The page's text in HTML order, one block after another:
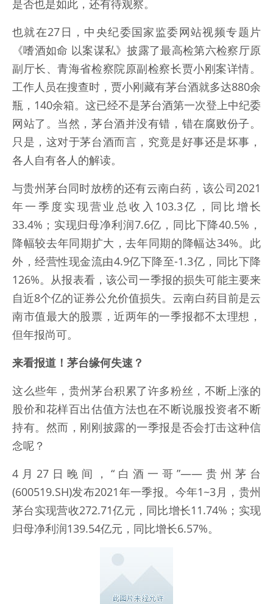
是否也是如此，还有待观察。
也就在27日，中央纪委国家监委网站视频专题片
《嗜酒如命 以案谋私》披露了最高检第六检察厅原
副厅长、青海省检察院原副检察长贾小刚案详情。
工作人员在搜查时，贾小刚藏有茅台酒就多达880余
瓶，140余箱。这已经不是茅台酒第一次登上中纪委
网站了。当然，茅台酒并没有错，错在腐败份子。
只是，这对于茅台酒而言，究竟是好事还是坏事，
各人自有各人的解读。
与贵州茅台同时放榜的还有云南白药，该公司2021
年一季度实现营业总收入103.3亿，同比增长
33.4%；实现归母净利润7.6亿，同比下降40.5%，
降幅较去年同期扩大，去年同期的降幅达34%。此
外，经营性现金流由4.9亿下降至-1.3亿，同比下降
126%。从报表看，该公司一季报的损失可能主要来
自近8个亿的证券公允价值损失。云南白药目前是云
南市值最大的股票，近两年的一季报都不太理想，
但年报尚可。
来看报道！茅台缘何失速？
这么些年，贵州茅台积累了许多粉丝，不断上涨的
股价和花样百出估值方法也在不断说服投资者不断
持有。然而，刚刚披露的一季报是否会打击这种信
念呢？
4月27日晚间，“白酒一哥”——贵州茅台
(600519.SH)发布2021年一季报。今年1~3月，贵州
茅台实现营收272.71亿元，同比增长11.74%；实现
归母净利润139.54亿元，同比增长6.57%。